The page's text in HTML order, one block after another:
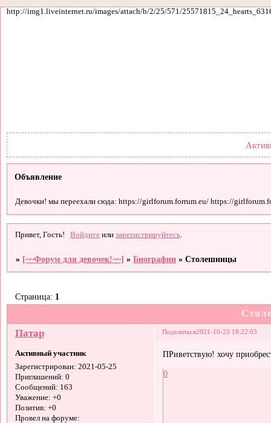
http://img1.liveinternet.ru/images/attach/b/2/25/571/
Объявление
Девочки! мы переехали сюда: https://girlforum.forrum.eu/ https://
Привет, Гость! Войдите илизарегистрируйтесь
» [~~Форум для девочек!~~] »Биографии »Столешницы
Страница: 1
Поделиться2021-10-23 18:22:03
Патар
Активный участник
Зарегистрирован: 2021-05-25
Приглашений: 0
Сообщений: 163
Уважение: +0
Позитив: +0
Провел на форуме:
ПРиветствую! хочу
0